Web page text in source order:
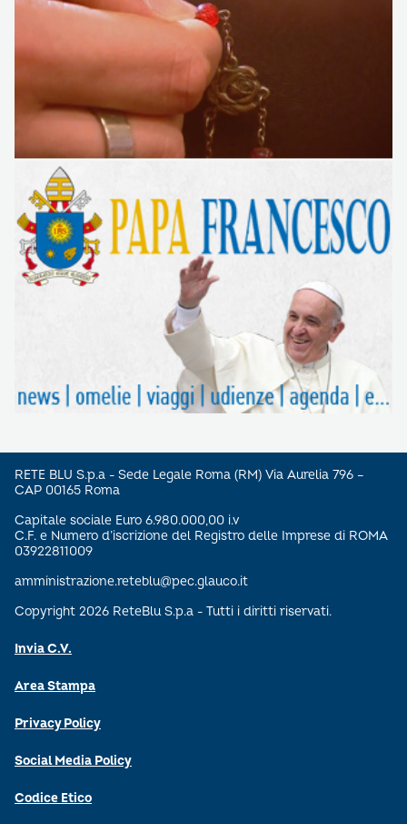
RETE BLU S.p.a - Sede Legale Roma (RM) Via Aurelia 796 –
CAP 00165 Roma
Capitale sociale Euro 6.980.000,00 i.v
C.F. e Numero d’iscrizione del Registro delle Imprese di ROMA
03922811009
amministrazione.reteblu@pec.glauco.it
Copyright 2026 ReteBlu S.p.a - Tutti i diritti riservati.
Invia C.V.
Area Stampa
Privacy Policy
Social Media Policy
Codice Etico